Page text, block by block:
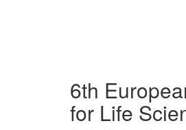
6th
for Life